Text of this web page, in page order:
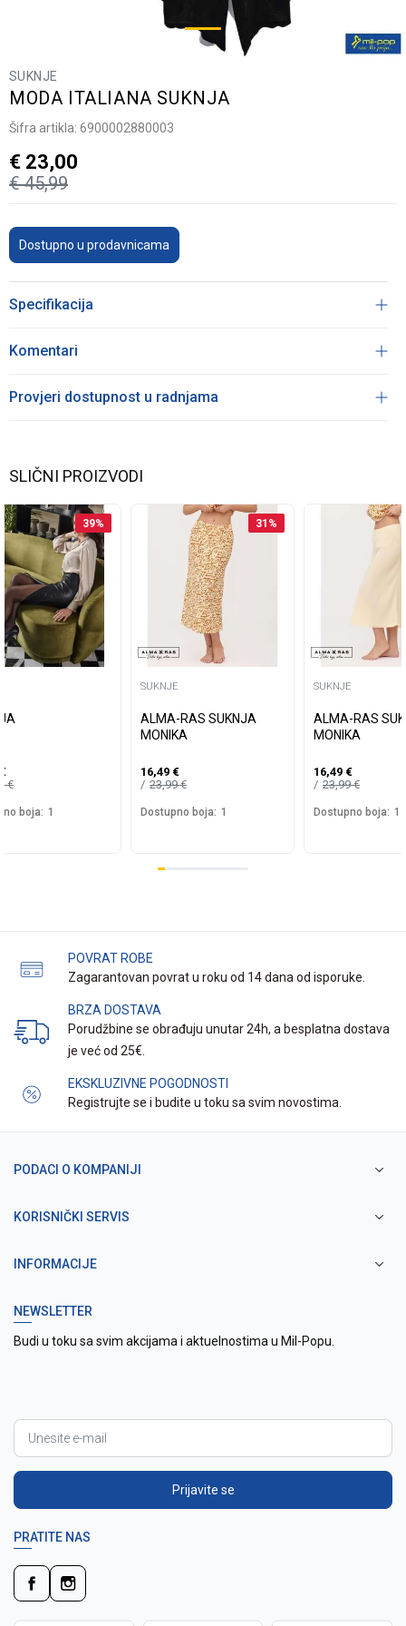
SUKNJE
MODA ITALIANA SUKNJA
Šifra artikla: 6900002880003
€ 45,99
€ 23,00
Dostupno u prodavnicama
Specifikacija
Komentari
Provjeri dostupnost u radnjama
SLIČNI PROIZVODI
39%
€
€
boja: 1
31 %
SUKNJE
ALMA-RAS SUKNJA
MONIKA
16,49 €
23,99€
Dostupno boja: 1
SUKNJE
ALMA-RAS
MONIKA
16,49 €
23,99€
Dostupno boja: 1
POVRAT ROBE
Zagarantovan povrat u roku od 14 dana od isporuke.
BRZA DOSTAVA
Porudžbine se obrađuju unutar 24h, a besplatna dostava
je već od 25€.
EKSKLUZIVNE POGODNOSTI
Registrujte se i budite u toku sa svim novostima.
PODACI O KOMPANIJI
KORISNIČKI SERVIS
INFORMACIJE
NEWSLETTER
Budi u toku sa svim akcijama i aktuelnostima u Mil-Popu.
Prijavite se
PRATITE NAS